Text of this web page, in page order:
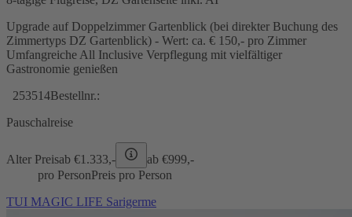
Upgrade auf Doppelzimmer Gartenblick (bei direkter Buchung des
Zimmertyps DZ Gartenblick) - Wert: ca. € 150,- pro Zimmer
Umfangreiche All Inclusive Verpflegung mit vielfältiger
Gastronomie genießen
253514Bestellnr.:
Pauschalreise
Alter Preisab €1.333,- ab €999,-
pro PersonPreis pro Person
TUI MAGIC LIFE Sarigerme